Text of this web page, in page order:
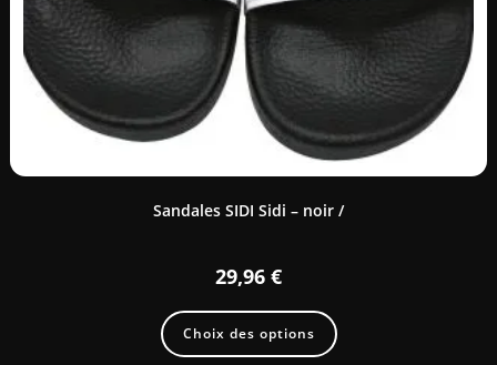
Sandales SIDI Sidi – noir /
29,96 €
Choix des options